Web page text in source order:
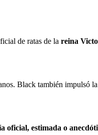
de ratas de la reina
Black también impulsó
oficial, estimada o